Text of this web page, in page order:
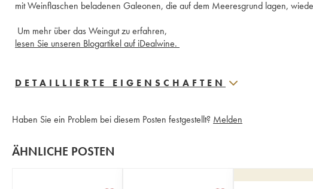
Um mehr über das Weingut zu erfahren,
DETAILLIERTE EIGENSCHAFTEN
Haben Sie ein Problem bei diesem Posten festgestellt? Melden
ÄHNLICHE POSTEN